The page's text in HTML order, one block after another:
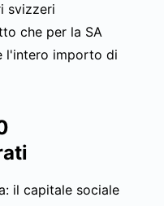
svizzeri
che per la SA
l'intero importo di
il capitale sociale